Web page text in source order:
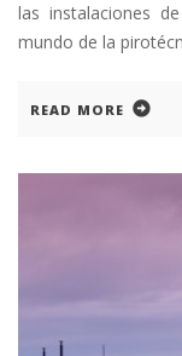
las instalaciones
mundo de la
READ MORE